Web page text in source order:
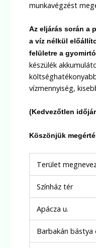
munkavégzést
Az eljárás során a
a víz nélkül
felületre a
készülék
vízmennyiség,
(Kedvezőtlen
Köszönjük
Terület
Színház tér
Apácza u.
Barbakán